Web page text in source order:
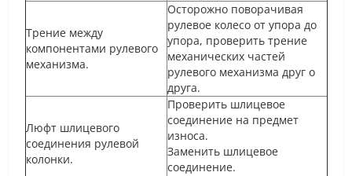
Трение между
компонентами рулевого
механизма.
Осторожно поворачивая
рулевое колесо от упора до
упора, проверить трение
механических частей
рулевого механизма друг о
друга.
Люфт шлицевого
соединения рулевой
колонки.
Проверить шлицевое
соединение на предмет
износа.
Заменить шлицевое
соединение.